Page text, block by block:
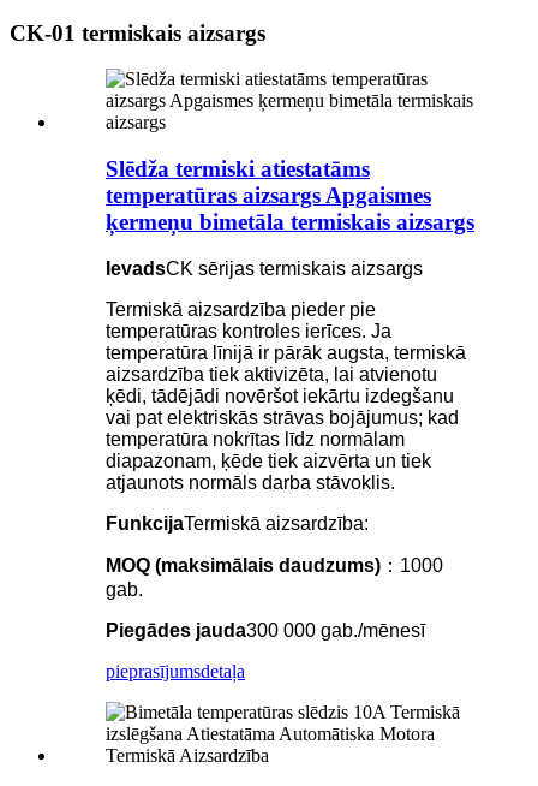
CK-01 termiskais aizsargs
Slēdža termiski atiestatāms
temperatūras aizsargs Apgaismes
ķermeņu bimetāla termiskais aizsargs
IevadsCK sērijas termiskais aizsargs
Termiskā aizsardzība pieder pie
temperatūras kontroles ierīces. Ja
temperatūra līnijā ir pārāk augsta, termiskā
aizsardzība tiek aktivizēta, lai atvienotu
ķēdi, tādējādi novēršot iekārtu izdegšanu
vai pat elektriskās strāvas bojājumus; kad
temperatūra nokrītas līdz normālam
diapazonam, ķēde tiek aizvērta un tiek
atjaunots normāls darba stāvoklis.
FunkcijaTermiskā aizsardzība:
MOQ (maksimālais daudzums) ：1000
gab.
Piegādes jauda300 000 gab./mēnesī
pieprasījumsdetaļa